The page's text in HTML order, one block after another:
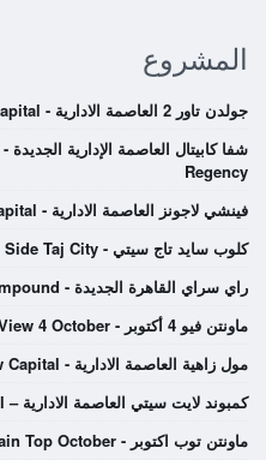
المشروع
جولدن تاور 2 العاصمة الادارية - golden tower 2 new capital
Regency
فينشي لاجونز العاصمة الادارية - vinci lagoons new capital
كلوب سايد تاج سيتي - Club Side Taj City
راي سراي القاهرة الجديدة - Rai sarai compound
ماونتن فيو 4 أكتوبر - Mountain View 4 October - استلام فوري
مول زاهية العاصمة الادارية - Zahya New Capital
كمبوند لايت سيتي العاصمة الادارية – light city new capital - شركة ماك
ماونتن توب اكتوبر - Mountain Top October